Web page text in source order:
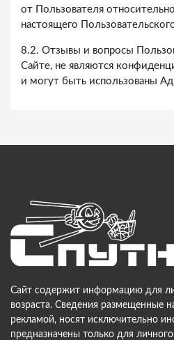
от Пользователя
настоящего
8.2. Отзывы и вопросы
Сайте, не являются
и могут быть использованы
Сайт содержит информацию для
возраста. Сведения размещенные
рекламой, носят исключительно
предназначены только для